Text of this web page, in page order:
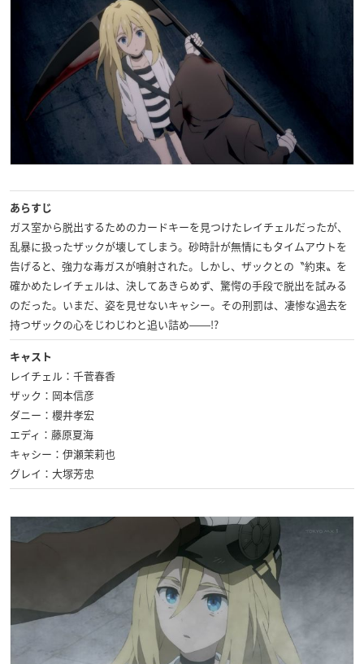
あらすじ
ガス室から脱出するためのカードキーを見つけたレイチェルだったが、
乱暴に扱ったザックが壊してしまう。砂時計が無情にもタイムアウトを
告げると、強力な毒ガスが噴射された。しかし、ザックとの〝約束〟を
確かめたレイチェルは、決してあきらめず、驚愕の手段で脱出を試みる
のだった。いまだ、姿を見せないキャシー。その刑罰は、凄惨な過去を
持つザックの心をじわじわと追い詰め――!?
キャスト
レイチェル：千菅春香
ザック：岡本信彦
ダニー：櫻井孝宏
エディ：藤原夏海
キャシー：伊瀬茉莉也
グレイ：大塚芳忠